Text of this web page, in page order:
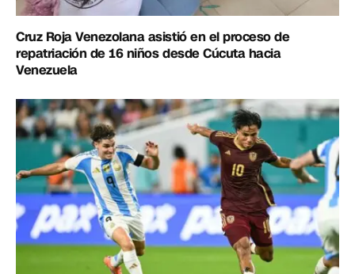
Cruz Roja Venezolana asistió en el proceso de
repatriación de 16 niños desde Cúcuta hacia
Venezuela